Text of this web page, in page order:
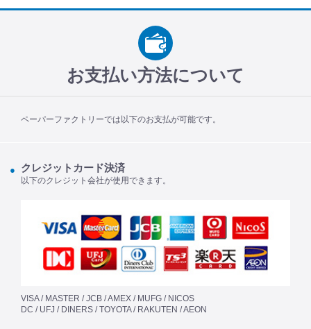
お支払い方法について
ペーパーファクトリーでは以下のお支払が可能です。
クレジットカード決済
以下のクレジット会社が使用できます。
VISA / MASTER / JCB / AMEX / MUFG / NICOS
DC / UFJ / DINERS / TOYOTA / RAKUTEN / AEON